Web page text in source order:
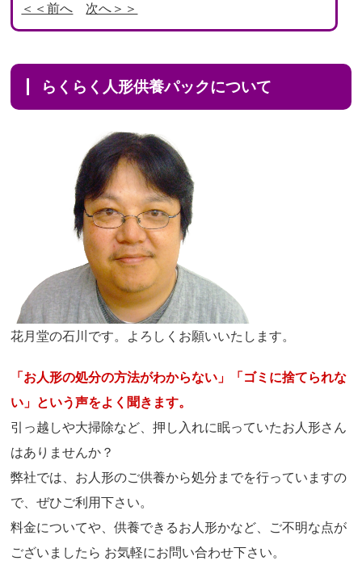
＜＜前へ 次へ＞＞
らくらく人形供養パックについて
花月堂の石川です。よろしくお願いいたします。
「お人形の処分の方法がわからない」「ゴミに捨てられな
い」という声をよく聞きます。
引っ越しや大掃除など、押し入れに眠っていたお人形さん
はありませんか？
弊社では、お人形のご供養から処分までを行っていますの
で、ぜひご利用下さい。
料金についてや、供養できるお人形かなど、ご不明な点が
ございましたら お気軽にお問い合わせ下さい。